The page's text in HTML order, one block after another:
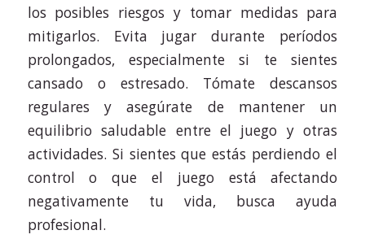
los posibles riesgos y tomar medidas para
mitigarlos. Evita jugar durante períodos
prolongados, especialmente si te sientes
cansado o estresado. Tómate descansos
regulares y asegúrate de mantener un
equilibrio saludable entre el juego y otras
actividades. Si sientes que estás perdiendo el
control o que el juego está afectando
negativamente tu vida, busca ayuda
profesional.